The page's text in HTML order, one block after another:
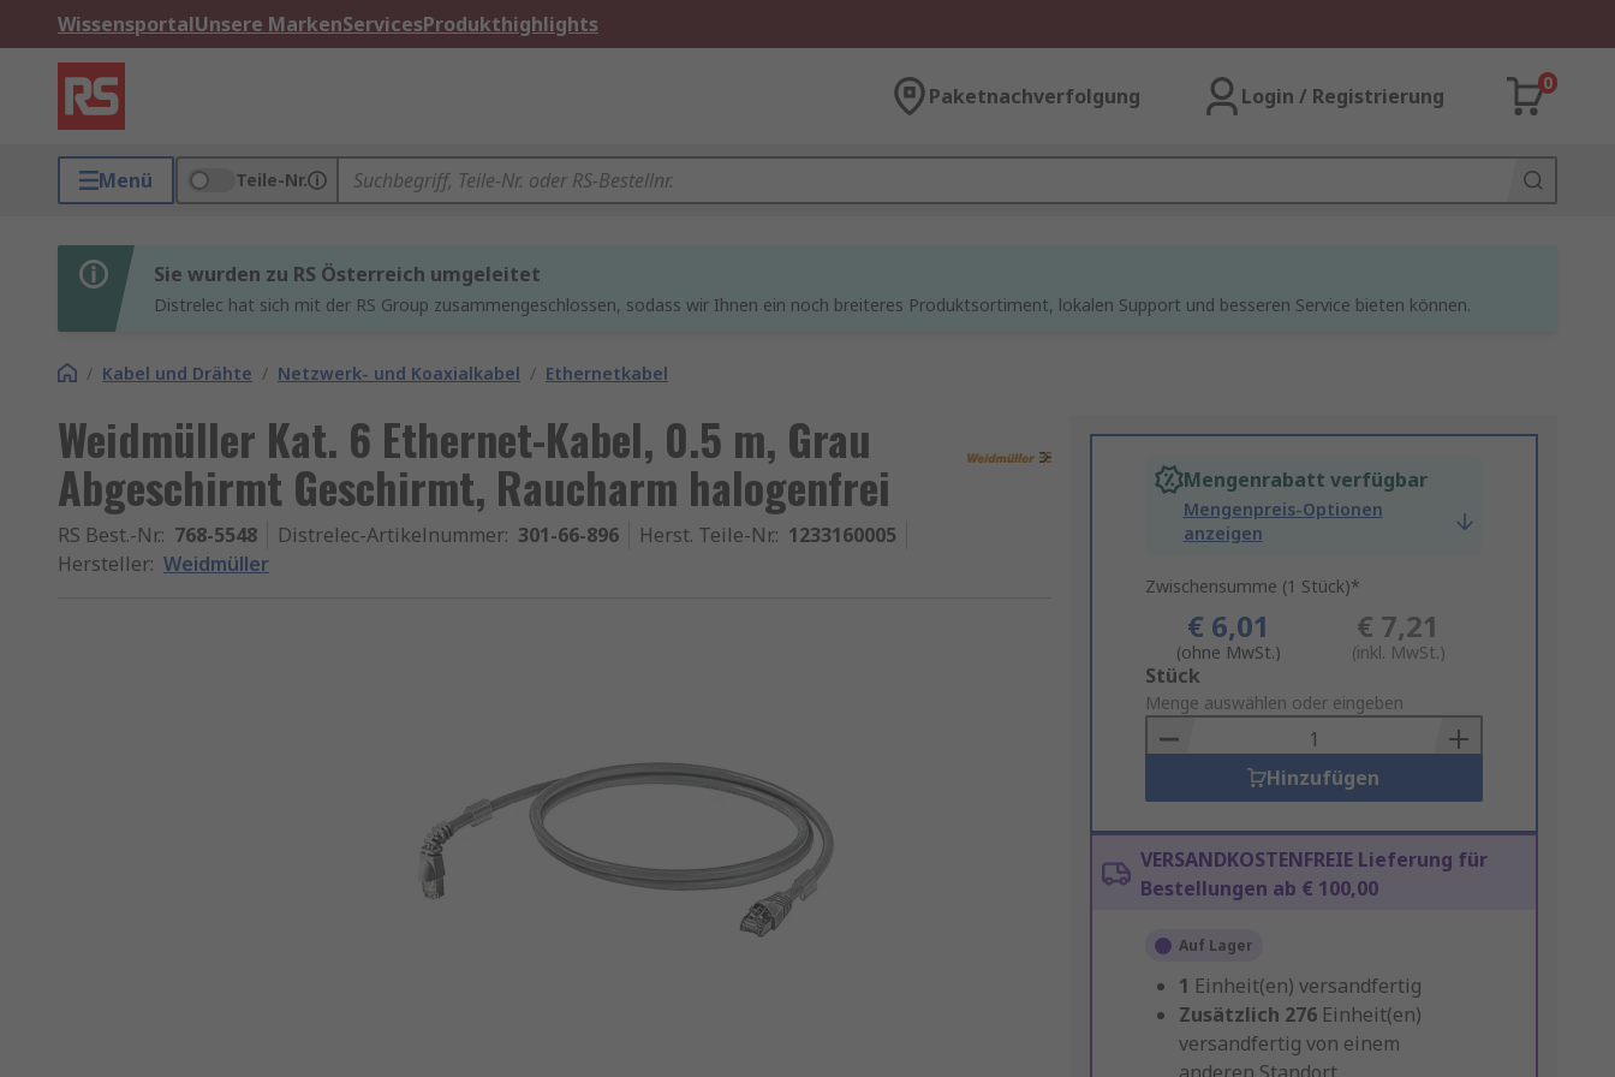
WissensportalUnsere MarkenServicesProdukthighlights
Paketnachverfolgung Login / Registrierung
0
Menü Teile-Nr.
Sie wurden zu RS Österreich umgeleitet
Distrelec hat sich mit der RS Group zusammengeschlossen, sodass wir Ihnen ein noch breiteres Produktsortiment, lokalen Support und besseren Service bieten können.
/ Kabel und Drähte / Netzwerk- und Koaxialkabel / Ethernetkabel
Weidmüller Kat. 6 Ethernet-Kabel, 0.5 m, Grau
Abgeschirmt Geschirmt, Raucharm halogenfrei
RS Best.-Nr.: 768-5548 Distrelec-Artikelnummer: 301-66-896 Herst. Teile-Nr.: 1233160005
Hersteller: Weidmüller
Mengenrabatt verfügbar
Mengenpreis-Optionen
anzeigen
Zwischensumme (1 Stück)*
€ 6,01
(ohne MwSt.)
€ 7,21
(inkl. MwSt.)
Add
to
Basket
Stück
Menge auswählen oder eingeben
Hinzufügen
VERSANDKOSTENFREIE Lieferung für
Bestellungen ab € 100,00
Auf Lager
1 Einheit(en) versandfertig
Zusätzlich 276 Einheit(en)
versandfertig von einem